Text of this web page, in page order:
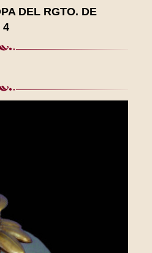
DEL RGTO. DE
4